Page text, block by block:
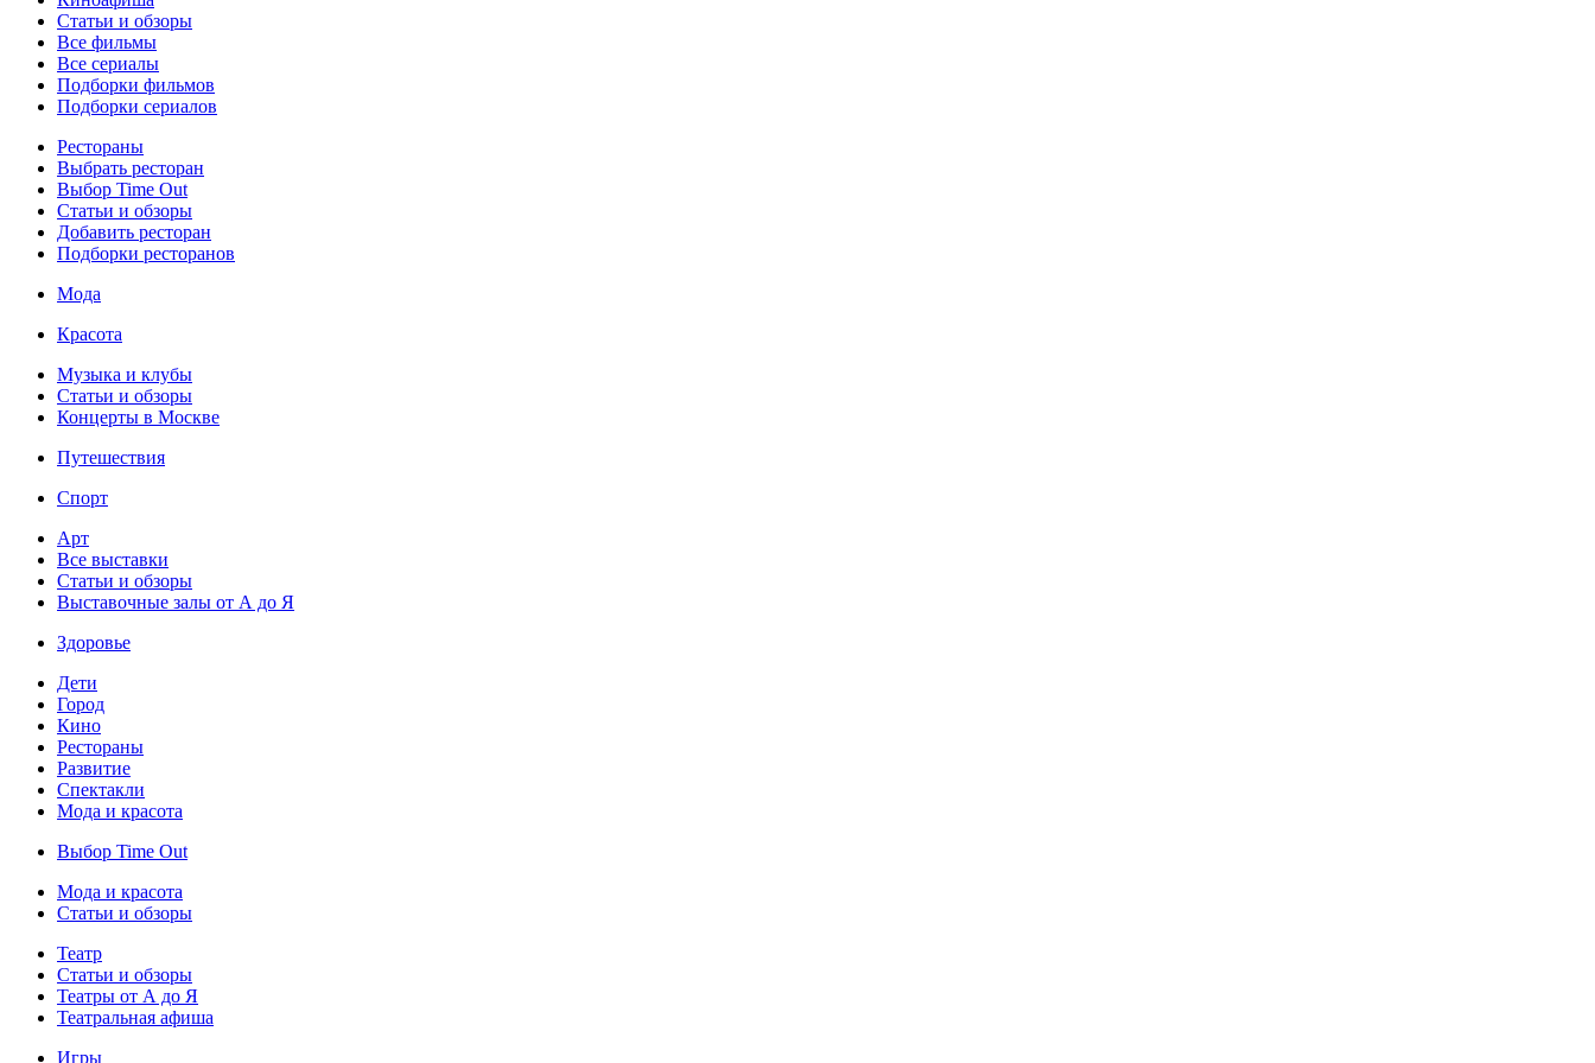
Статьи и обзоры
Все фильмы
Все сериалы
Подборки фильмов
Подборки сериалов
Рестораны
Выбрать ресторан
Выбор Time Out
Статьи и обзоры
Добавить ресторан
Подборки ресторанов
Мода
Красота
Музыка и клубы
Статьи и обзоры
Концерты в Москве
Путешествия
Спорт
Арт
Все выставки
Статьи и обзоры
Выставочные залы от А до Я
Здоровье
Дети
Город
Кино
Рестораны
Развитие
Спектакли
Мода и красота
Выбор Time Out
Мода и красота
Статьи и обзоры
Театр
Статьи и обзоры
Театры от А до Я
Театральная афиша
Игры